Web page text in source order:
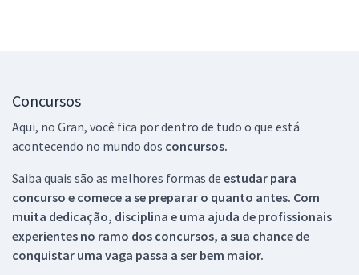
Concursos
Aqui, no Gran, você fica por dentro de tudo o que está
acontecendo no mundo dos concursos.
Saiba quais são as melhores formas de estudar para
concurso e comece a se preparar o quanto antes. Com
muita dedicação, disciplina e uma ajuda de profissionais
experientes no ramo dos concursos, a sua chance de
conquistar uma vaga passa a ser bem maior.